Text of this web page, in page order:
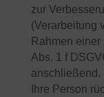
zur
(Verarbeitung
Rahmen
Abs. 1 f
anschließend.
Ihre Person